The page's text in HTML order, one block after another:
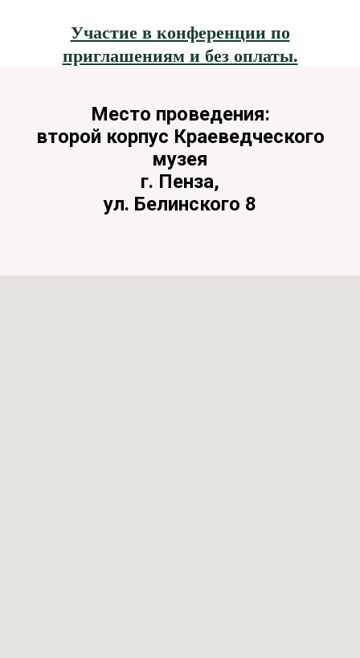
Участие в конференции по
приглашениям и без оплаты.
Место проведения:
второй корпус Краеведческого
музея
г. Пенза,
ул. Белинского 8